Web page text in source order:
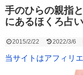
手のひらの親指
にあるほくろ占い
2015/2/22 2022/3/6
当サイトはアフィリ